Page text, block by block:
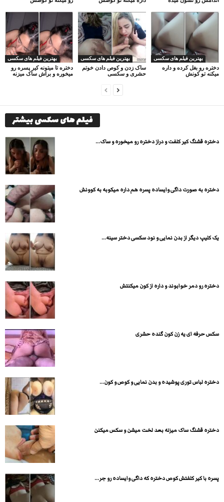
بهترین فیلم های سکسی
دختره تا میتونه کیر پسره رو
میخوره و براش ساک میزنه
بهترین فیلم های سکسی
ساک زدن و کوص دادن خوتم
حشری و سکسی
بهترین فیلم های سکسی
دختره رو بغل کرده و داره
میکنه تو کونش
فیلم های سکسی بیشتر
دختره قشنگ کیر کلفت و دراز دختره رو میخوره و ساک...
دختره به صورت داگی وایساده پسره هم داره میکوبه به کوونش
یک کلیپ دیگر از بدن نمایی و نود سکسی دختر سینه...
دختره رو دمر خوابوند و داره از کون میکنتش
سکس حرفه ای یه زن کون گنده حشری
دختره لباس توری پوشیده و بدن نمایی و کوص و کون...
دختره قشنگ ساک میزنه بعد لخت میشن و سکس میکنن
پسره با کیر کلفتش کوص دختره که داگی وایساده رو جر...